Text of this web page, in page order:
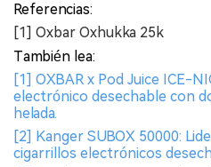
Referencias:
[1] Oxbar Oxhukka 25k
También lea:
[1] OXBAR x Pod Juice ICE-
electrónico desechable con
helada.
[2] Kanger SUBOX 50000:
cigarrillos electrónicos